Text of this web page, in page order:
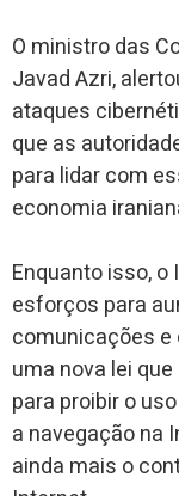
O ministro das
Javad Azri,
ataques
que as
para lidar com
economia
Enquanto isso,
esforços para
comunicações e
uma nova lei
para proibir o
a navegação na
ainda mais o